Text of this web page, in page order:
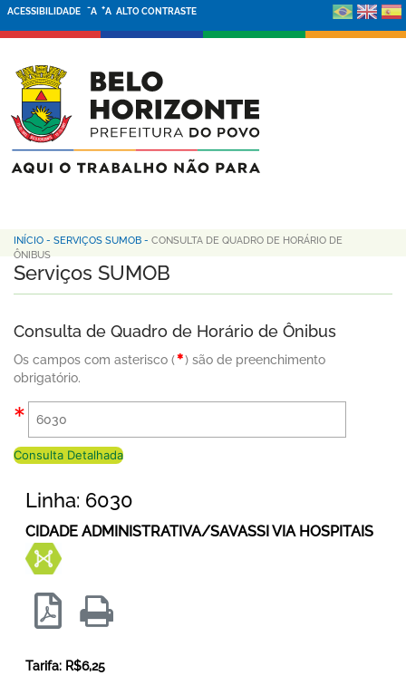
ACESSIBILIDADE -A +A ALTO CONTRASTE
INÍCIO - SERVIÇOS SUMOB - CONSULTA DE QUADRO DE HORÁRIO DE
ÔNIBUS
Serviços SUMOB
Consulta de Quadro de Horário de Ônibus
Os campos com asterisco (
) são de preenchimento
obrigatório.
Consulta Detalhada
Linha: 6030
CIDADE ADMINISTRATIVA/SAVASSI VIA HOSPITAIS
Tarifa: R$6,25